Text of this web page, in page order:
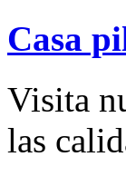
Casa
Visita
las